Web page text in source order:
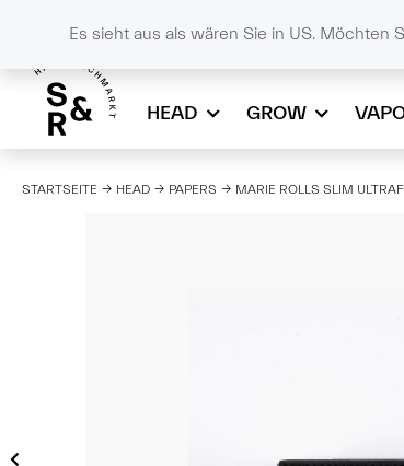
HEAD GROW
STARTSEITE HEAD PAPERS MARIE ROLLS SLIM
Es sieht aus als wären Sie in US. Möchten